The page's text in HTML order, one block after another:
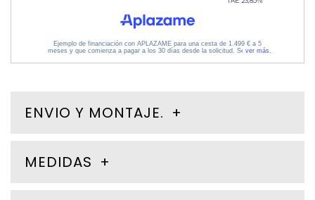
ENVIO Y MONTAJE.
MEDIDAS